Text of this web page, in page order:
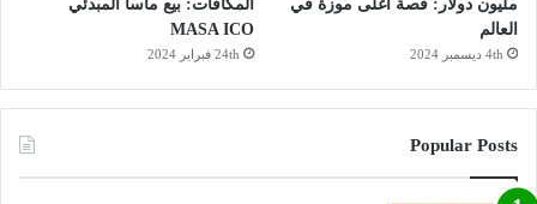
مليون دولار: قصة أغلى موزة في
العالم
4th ديسمبر 2024
المكافآت: بيع ماسا المبدئي
MASA ICO
24th فبراير 2024
Popular Posts